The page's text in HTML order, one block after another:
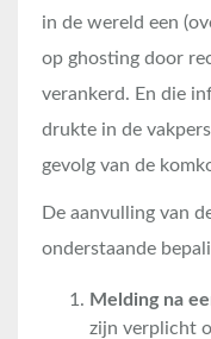
in de wereld een
op ghosting door
verankerd. En die
drukte in de
gevolg van de
De aanvulling van
onderstaande
Melding na
zijn verplicht